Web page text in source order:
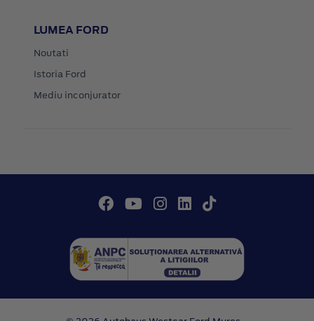
LUMEA FORD
Noutati
Istoria Ford
Mediu inconjurator